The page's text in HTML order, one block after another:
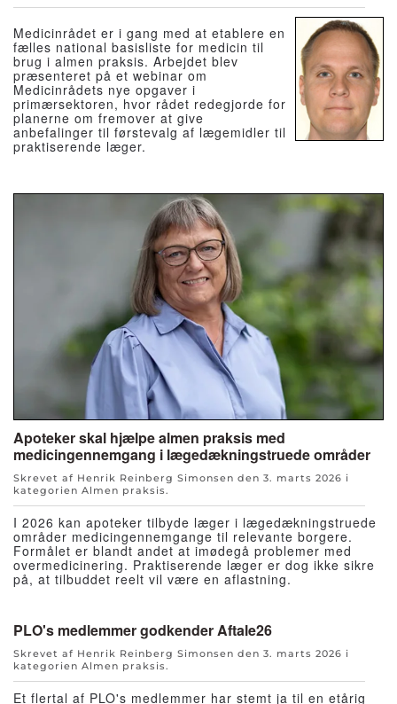
Medicinrådet er i gang med at etablere en
fælles national basisliste for medicin til
brug i almen praksis. Arbejdet blev
præsenteret på et webinar om
Medicinrådets nye opgaver i
primærsektoren, hvor rådet redegjorde for
planerne om fremover at give
anbefalinger til førstevalg af lægemidler til
praktiserende læger.
Apoteker skal hjælpe almen praksis med
medicingennemgang i lægedækningstruede områder
Skrevet af Henrik Reinberg Simonsen den 3. marts 2026 i
kategorien Almen praksis.
I 2026 kan apoteker tilbyde læger i lægedækningstruede
områder medicingennemgange til relevante borgere.
Formålet er blandt andet at imødegå problemer med
overmedicinering. Praktiserende læger er dog ikke sikre
på, at tilbuddet reelt vil være en aflastning.
PLO's medlemmer godkender Aftale26
Skrevet af Henrik Reinberg Simonsen den 3. marts 2026 i
kategorien Almen praksis.
Et flertal af PLO's medlemmer har stemt ja til en etårig